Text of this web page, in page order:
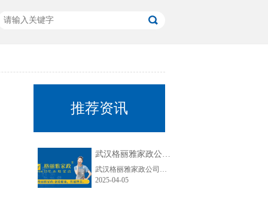
推荐资讯
武汉格丽雅家政公司介绍
武汉格丽雅家政公司介绍
2025-04-05